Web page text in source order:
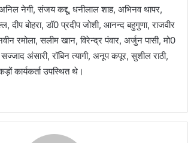
अनिल नेगी, संजय कद्दू, धनीलाल शाह, अभिनव थापर,
दीप बोहरा, डॉ0 प्रदीप जोशी, आनन्द बहुगुणा, राजवीर
रमोला, सलीम खान, विरेन्द्र पंवार, अर्जुन पासी, मो0
अंसारी, रॉबिन त्यागी, अनूप कपूर, सुशील राठी,
कार्यकर्ता उपस्थित थे।